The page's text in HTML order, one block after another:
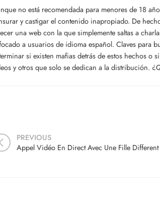
no está recomendada para menores de 18
y castigar el contenido inapropiado. De
una web con la que simplemente saltas a
a usuarios de idioma español. Claves para
si existen mafias detrás de estos hechos o
y otros que solo se dedican a la distribución.
PREVIOUS